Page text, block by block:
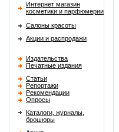
Интернет магазин
косметики и парфюмерии
Салоны красоты
Акции и распродажи
Издательства
Печатные издания
Статьи
Репортажи
Рекомендации
Опросы
Каталоги, журналы,
брошюры